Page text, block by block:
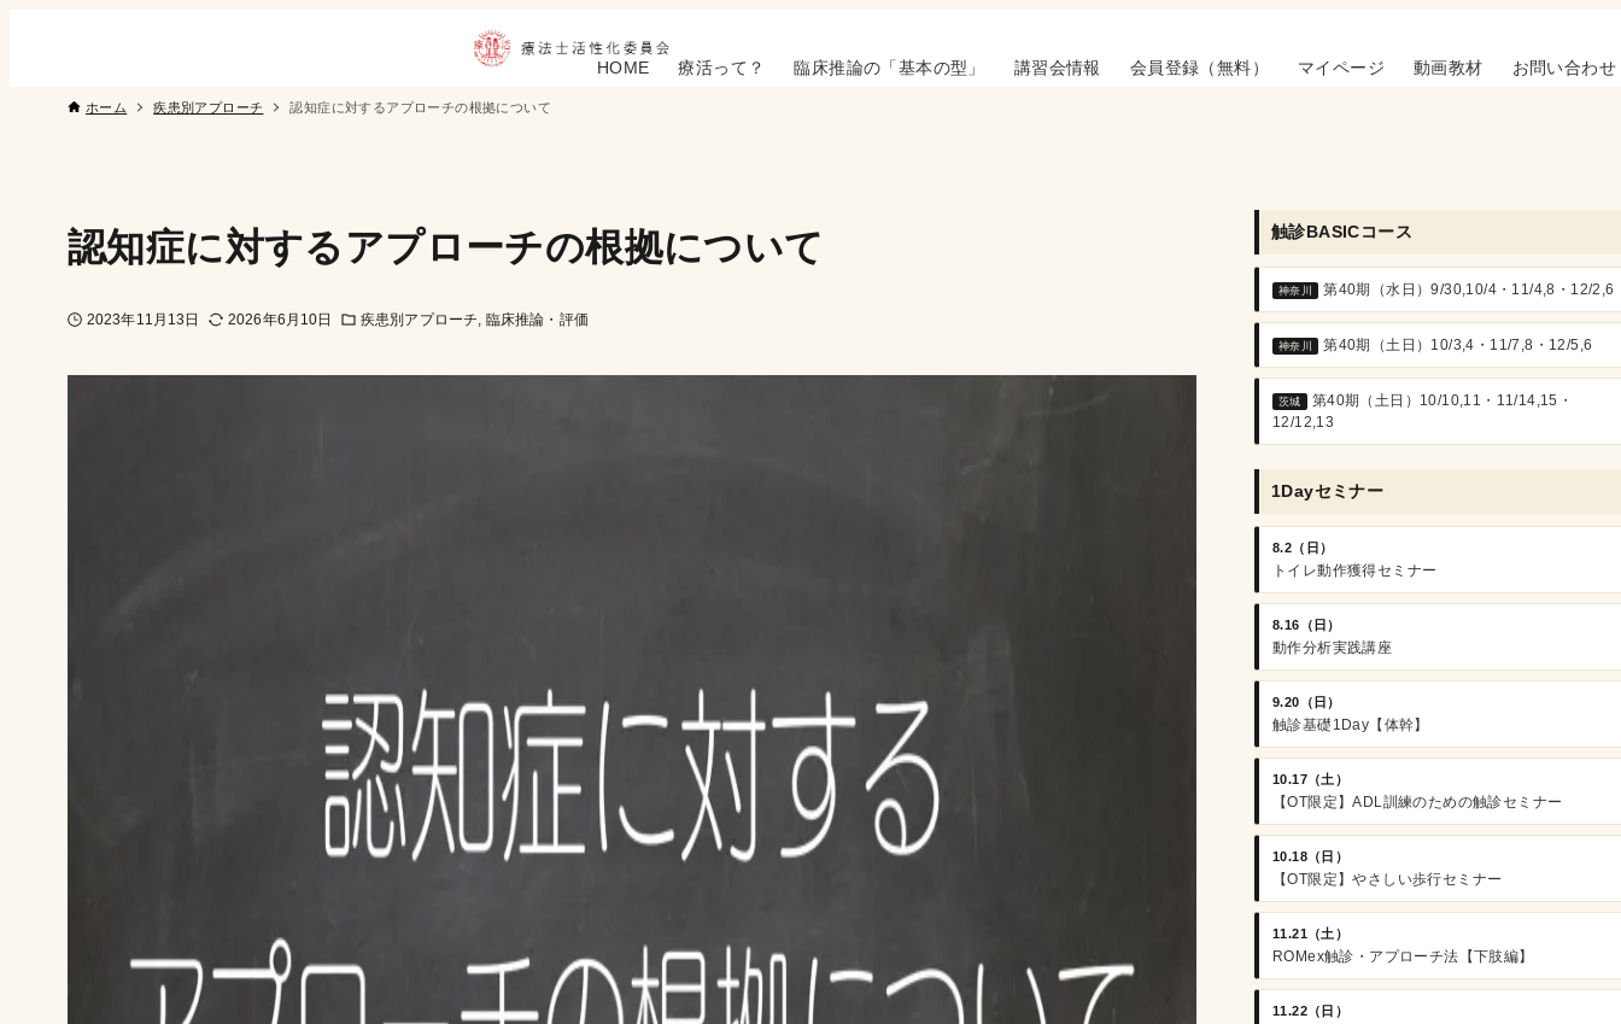
HOME 療活って？ 臨床推論の「基本の型」 講習会情報 会員登録（無料） マイページ 動画教材 お問い合わせ
ホーム 疾患別アプローチ 認知症に対するアプローチの根拠について
認知症に対するアプローチの根拠について
2023年11月13日 2026年6月10日 疾患別アプローチ 臨床推論・評価
触診BASICコース
神奈川 第40期（水日）9/30,10/4・11/4,8・12/2,6
神奈川 第40期（土日）10/3,4・11/7,8・12/5,6
茨城
第40期（土日）10/10,11・11/14,15・
12/12,13
1Dayセミナー
8.2（日）
トイレ動作獲得セミナー
8.16（日）
動作分析実践講座
9.20（日）
触診基礎1Day【体幹】
10.17（土）
【OT限定】ADL訓練のための触診セミナー
10.18（日）
【OT限定】やさしい歩行セミナー
11.21（土）
ROMex触診・アプローチ法【下肢編】
11.22（日）